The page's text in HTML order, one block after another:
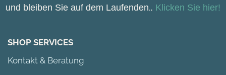
und bleiben Sie auf dem Laufenden.. Klicken Sie hier!
SHOP SERVICES
Kontakt & Beratung